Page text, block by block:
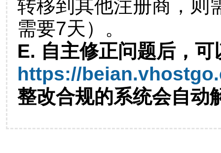
转移到其他注册商，则
需要7天）。
E. 自主修正问题后，可
https://
整改合规的系统会自动